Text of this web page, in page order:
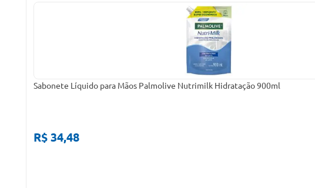
Sabonete Líquido para Mãos Palmolive Nutrimilk Hidratação 900ml
R$ 34,48